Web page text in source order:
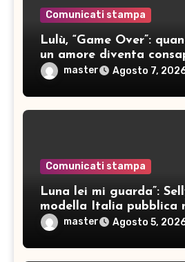
Comunicati stampa
Lulù, “Game Over”:
un amore diventa
master Agosto 7,
Comunicati stampa
Luna lei mi guarda”:
modella Italia pubblica
ineditimaster Agosto 5,